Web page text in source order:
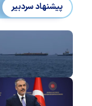
پیشنهاد سردبیر